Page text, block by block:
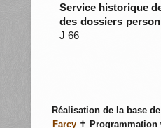
Service historique
des dossiers
J 66
Réalisation de la base
Farcy ✝ Programmation